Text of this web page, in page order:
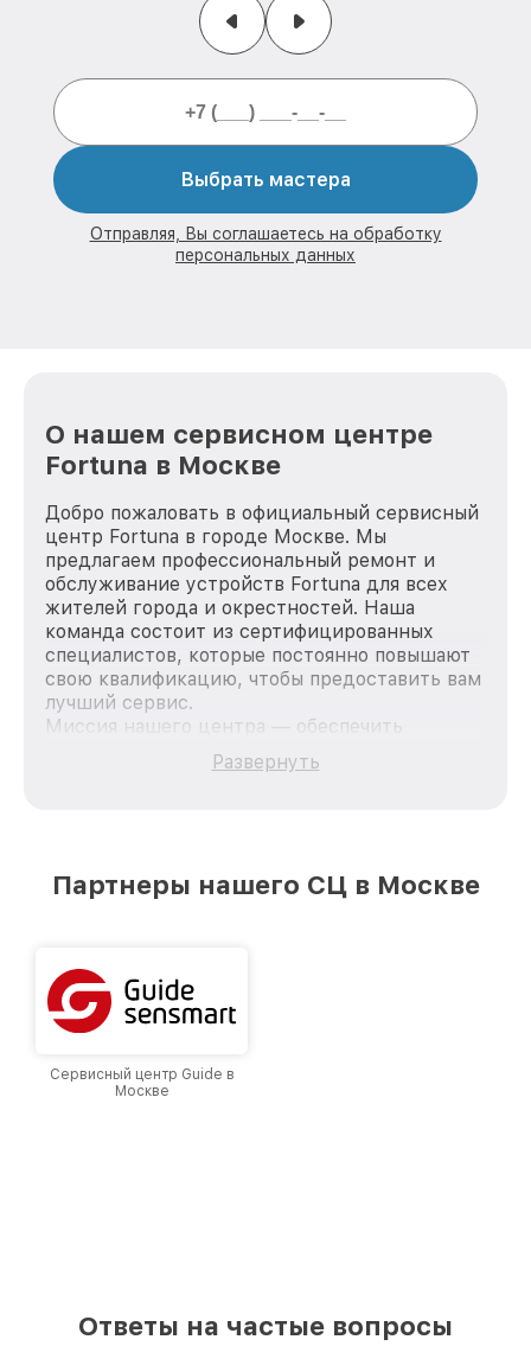
Выбрать мастера
Отправляя, Вы соглашаетесь на обработку
персональных данных
О нашем сервисном центре
Fortuna в Москве
Добро пожаловать в официальный сервисный
центр Fortuna в городе Москве. Мы
предлагаем профессиональный ремонт и
обслуживание устройств Fortuna для всех
жителей города и окрестностей. Наша
команда состоит из сертифицированных
специалистов, которые постоянно повышают
свою квалификацию, чтобы предоставить вам
лучший сервис.
Миссия нашего центра — обеспечить
качественный и доступный ремонт для
каждого пользователя продукции Fortuna, вне
лучшим сервисным центром Fortuna в городе
Развернуть
Партнеры нашего СЦ в Москве
Сервисный центр Guide в
Москве
Ответы на частые вопросы